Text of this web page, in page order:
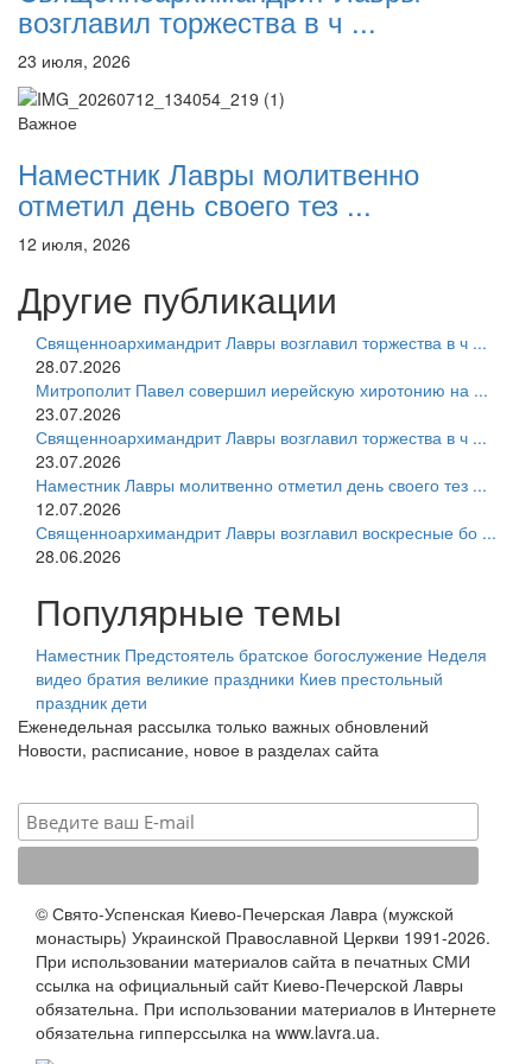
возглавил торжества в ч ...
23 июля, 2026
Важное
Наместник Лавры молитвенно
отметил день своего тез ...
12 июля, 2026
Другие публикации
Священноархимандрит Лавры возглавил торжества в ч ...
28.07.2026
Митрополит Павел совершил иерейскую хиротонию на ...
23.07.2026
Священноархимандрит Лавры возглавил торжества в ч ...
23.07.2026
Наместник Лавры молитвенно отметил день своего тез ...
12.07.2026
Священноархимандрит Лавры возглавил воскресные бо ...
28.06.2026
Популярные темы
Наместник Предстоятель братское богослужение Неделя
видео братия великие праздники Киев престольный
праздник дети
Еженедельная рассылка только важных обновлений
Новости, расписание, новое в разделах сайта
© Свято-Успенская Киево-Печерская Лавра (мужской
монастырь) Украинской Православной Церкви 1991-2026.
При использовании материалов сайта в печатных СМИ
ссылка на официальный сайт Киево-Печерской Лавры
обязательна. При использовании материалов в Интернете
обязательна гипперссылка на www.lavra.ua.